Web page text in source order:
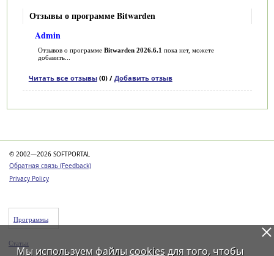
Отзывы о программе Bitwarden
Admin
Отзывов о программе Bitwarden 2026.6.1 пока нет, можете
добавить...
Читать все отзывы(0) / Добавить отзыв
© 2002—2026 SOFTPORTAL
Обратная связь (Feedback)
Privacy Policy
Программы
Статьи
Мы используем файлы cookiesдля того, чтобы